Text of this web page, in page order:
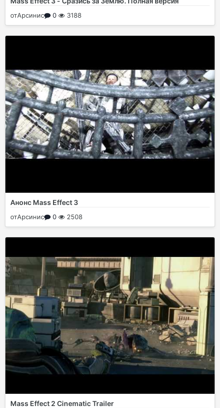
отАрсинис 0 3188
Анонс Mass Effect 3
отАрсинис 0 2508
Mass Effect 2 Cinematic Trailer